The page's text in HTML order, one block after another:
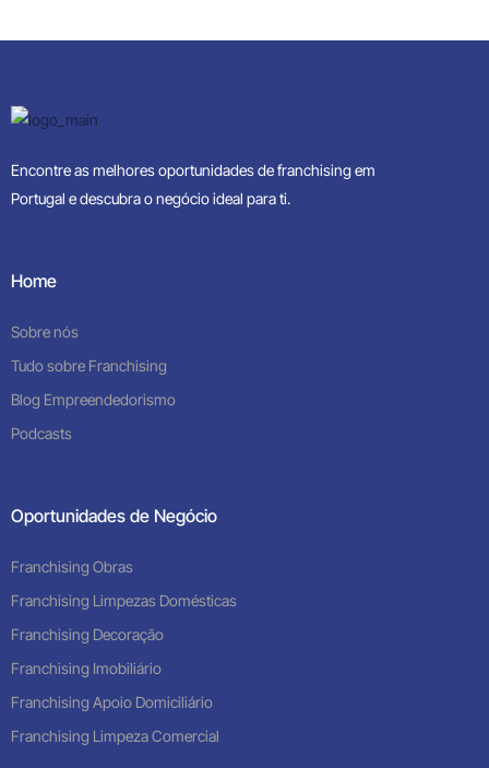
Encontre as melhores oportunidades de franchising em
Portugal e descubra o negócio ideal para ti.
Home
Sobre nós
Tudo sobre Franchising
Blog Empreendedorismo
Podcasts
Oportunidades de Negócio
Franchising Obras
Franchising Limpezas Domésticas
Franchising Decoração
Franchising Imobiliário
Franchising Apoio Domiciliário
Franchising Limpeza Comercial